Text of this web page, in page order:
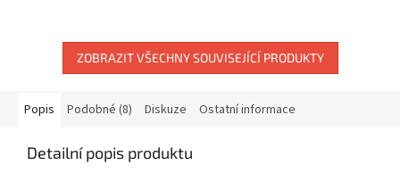
ZOBRAZIT VŠECHNY SOUVISEJÍCÍ PRODUKTY
Popis Podobné (8) Diskuze Ostatní informace
Detailní popis produktu